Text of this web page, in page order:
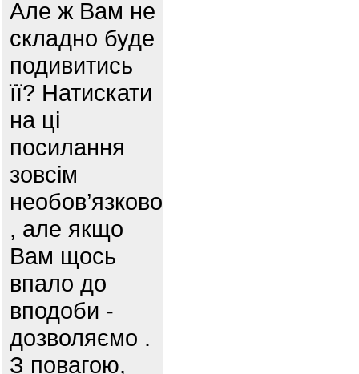
Але ж Вам не
складно буде
подивитись
її? Натискати
на ці
посилання
зовсім
необов’язково
, але якщо
Вам щось
впало до
вподоби -
дозволяємо .
З повагою,